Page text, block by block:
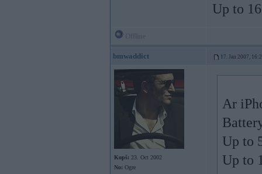
Up to
bmwaddict 17. Jan 2007,
Kopš: 23. Oct 2002
No: Ogre
Ar
Up to
Up to